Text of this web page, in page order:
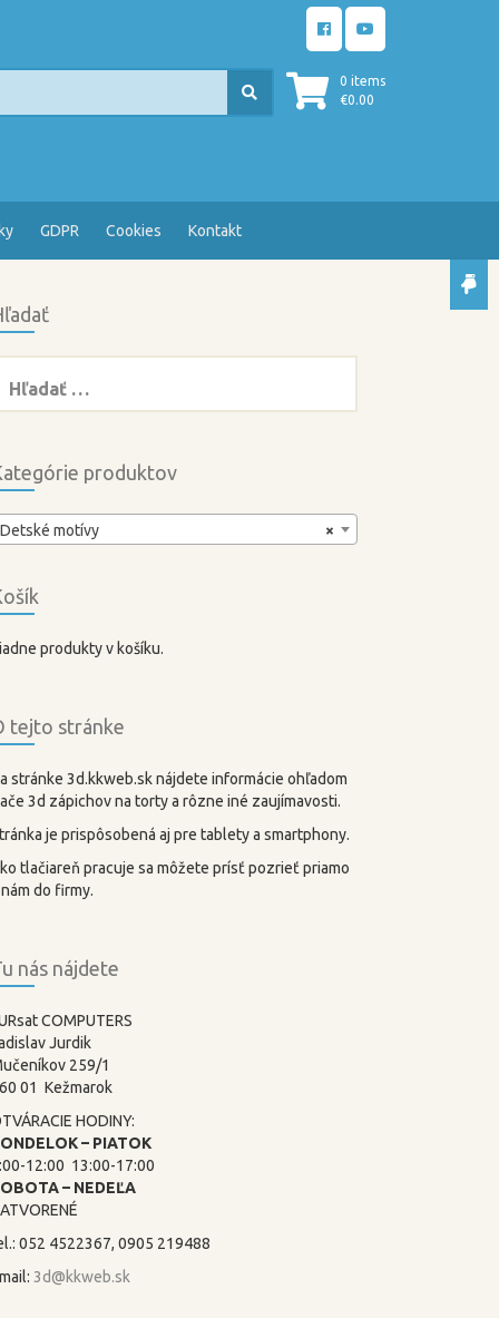
0 items
€0.00
GDPR Cookies Kontakt
produktov
×
Detské motívy
produkty v košíku.
tejto stránke
stránke 3d.kkweb.sk nájdete informácie ohľadom
3d zápichov na torty a rôzne iné zaujímavosti.
je prispôsobená aj pre tablety a smartphony.
tlačiareň pracuje sa môžete prísť pozrieť priamo
do firmy.
nás nájdete
COMPUTERS
Jurdik
259/1
01 Kežmarok
HODINY:
– PIATOK
12:00 13:00-17:00
– NEDEĽA
052 4522367, 0905 219488
3d@kkweb.sk